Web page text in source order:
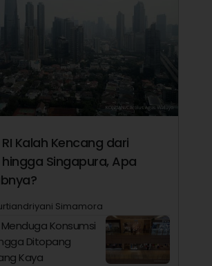
Kalah Kencang dari
Singapura, Apa
Simamora
Menduga Konsumsi
Ditopang
Kaya